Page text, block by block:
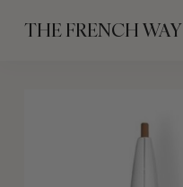
THE FRENCH WAY